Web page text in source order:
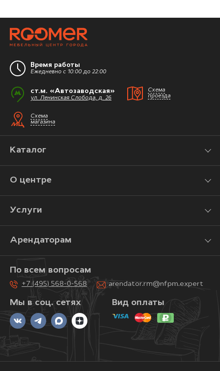
Время работы
Ежедневно с 10:00 до 22:00
ст.м. «Автозаводская»
ул. Ленинская Слобода, д. 26
Схема
проезда
Схема
магазина
Каталог
О центре
Услуги
Арендаторам
Мы в соц. сетях
По всем вопросам
+7 (495) 568-0-568 arendator.rm@nfpm.expert
Вид оплаты